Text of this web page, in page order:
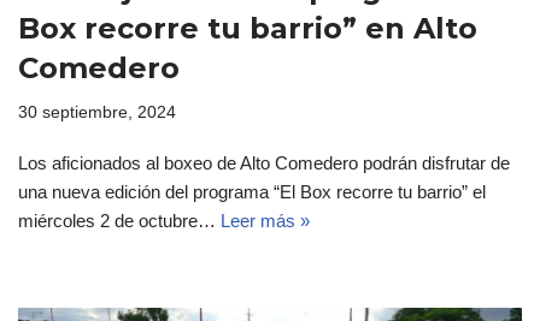
Box recorre tu barrio” en Alto
Comedero
30 septiembre, 2024
Los aficionados al boxeo de Alto Comedero podrán disfrutar de
una nueva edición del programa “El Box recorre tu barrio” el
miércoles 2 de octubre… Leer más »